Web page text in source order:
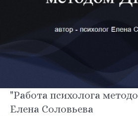
"Работа психолога
Елена Соловьева